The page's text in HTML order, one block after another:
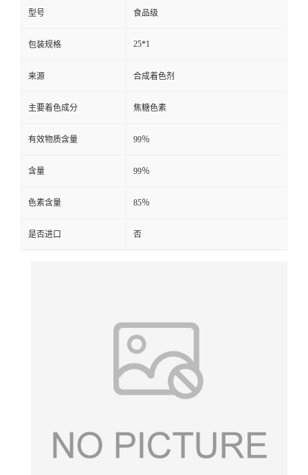
型号 食品级
包装规格 25*1
来源 合成着色剂
主要着色成分 焦糖色素
有效物质含量 99％
含量 99％
色素含量 85％
是否进口 否